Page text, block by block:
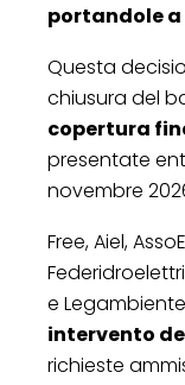
portandole a
Questa
chiusura del
copertura
presentate
novembre
Free, Aiel,
e
intervento
richieste